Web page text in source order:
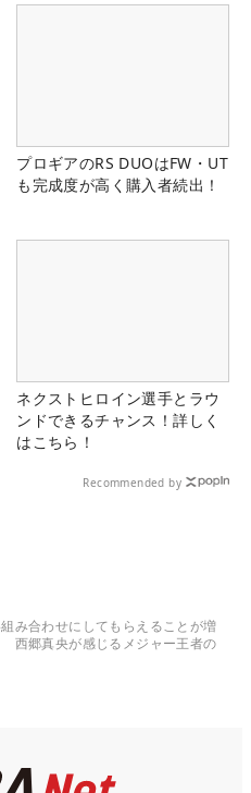
プロギアのRS DUOはFW・UT
も完成度が高く購入者続出！
ネクストヒロイン選手とラウ
ンドできるチャンス！詳しく
はこちら！
Recommended by
組み合わせにしてもらえることが増
西郷真央が感じるメジャー王者の